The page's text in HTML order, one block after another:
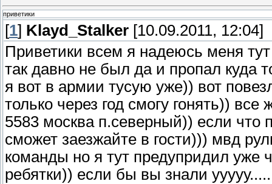
приветики
[1] Klayd_Stalker [10.09.2011, 12:04]
Приветики всем я надеюсь меня
так давно не был да и пропал куда
я вот в армии тусую уже)) вот
только через год смогу гонять))
5583 москва п.северный)) если
сможет заезжайте в гости))) мвд
команды но я тут предупридил уже
ребятки)) если бы вы знали